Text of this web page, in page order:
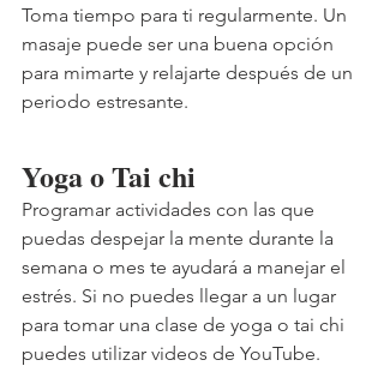
Toma tiempo para ti regularmente. Un
masaje puede ser una buena opción
para mimarte y relajarte después de un
periodo estresante.
Yoga o Tai chi
Programar actividades con las que
puedas despejar la mente durante la
semana o mes te ayudará a manejar el
estrés. Si no puedes llegar a un lugar
para tomar una clase de yoga o tai chi
puedes utilizar videos de YouTube.